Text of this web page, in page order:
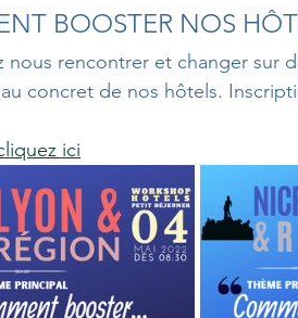
BOOSTER NOS
rencontrer et changer sur
concret de nos hôtels.
ici